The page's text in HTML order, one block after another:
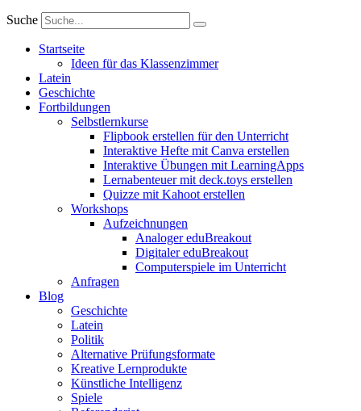
Suche
Startseite
Ideen für das Klassenzimmer
Latein
Geschichte
Fortbildungen
Selbstlernkurse
Flipbook erstellen für den Unterricht
Interaktive Hefte mit Canva erstellen
Interaktive Übungen mit LearningApps
Lernabenteuer mit deck.toys erstellen
Quizze mit Kahoot erstellen
Workshops
Aufzeichnungen
Analoger eduBreakout
Digitaler eduBreakout
Computerspiele im Unterricht
Anfragen
Blog
Geschichte
Latein
Politik
Alternative Prüfungsformate
Kreative Lernprodukte
Künstliche Intelligenz
Spiele